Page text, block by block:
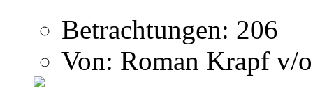
Betrachtungen: 206
Von: Roman Krapf v/